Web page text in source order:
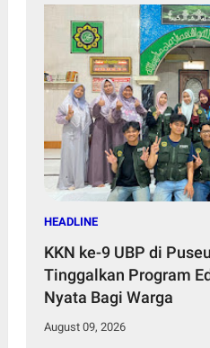
HEADLINE
KKN ke-9 UBP di
Tinggalkan Program
Nyata Bagi Warga
August 09, 2026